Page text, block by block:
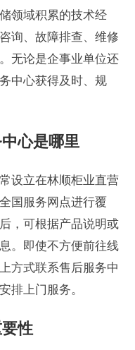
领域积累的技术经
询、故障排查、维修
无论是企事业单位还
中心获得及时、规
心是哪里
设立在林顺柜业直营
国服务网点进行覆
，可根据产品说明或
。即使不方便前往线
方式联系售后服务中
排上门服务。
性